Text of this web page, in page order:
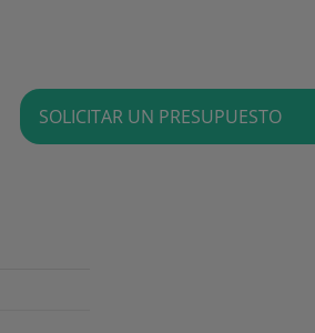
SOLICITAR UN PRESUPUESTO